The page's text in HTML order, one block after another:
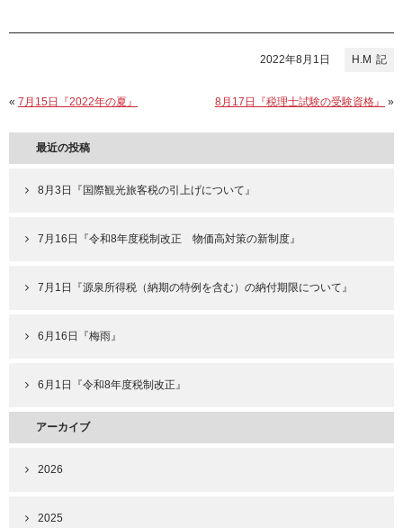
H.M
2022年8月1日
« 7月15日『2022年の夏』 8月17日『税理士試験の受験資格』 »
最近の投稿
8月3日『国際観光旅客税の引上げについて』
7月16日『令和8年度税制改正 物価高対策の新制度』
7月1日『源泉所得税（納期の特例を含む）の納付期限について』
6月16日『梅雨』
6月1日『令和8年度税制改正』
アーカイブ
2026
2025